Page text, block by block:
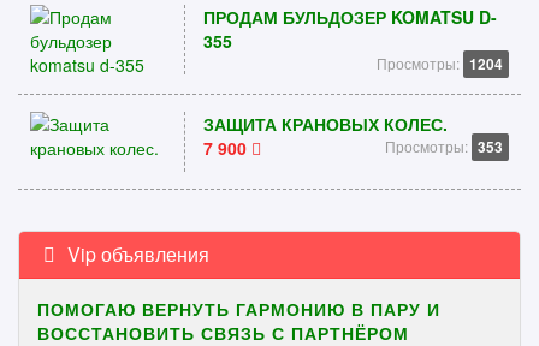
ПРОДАМ БУЛЬДОЗЕР KOMATSU D-
355
Просмотры: 1204
ЗАЩИТА КРАНОВЫХ КОЛЕС.
7 900
Просмотры: 353
Vip объявления
ПОМОГАЮ ВЕРНУТЬ ГАРМОНИЮ В ПАРУ И
ВОССТАНОВИТЬ СВЯЗЬ С ПАРТНЁРОМ